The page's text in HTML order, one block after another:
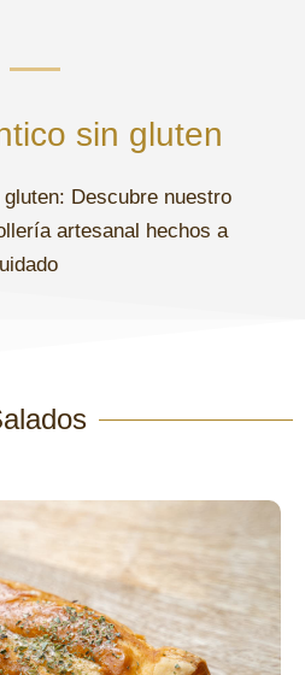
sin gluten
Descubre nuestro
artesanal hechos a